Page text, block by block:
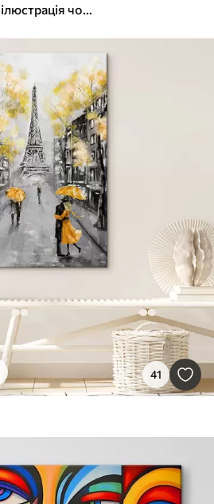
мінімалістична плоска ілюстрація чорної кішки, яка читає книгу в ліжку
41